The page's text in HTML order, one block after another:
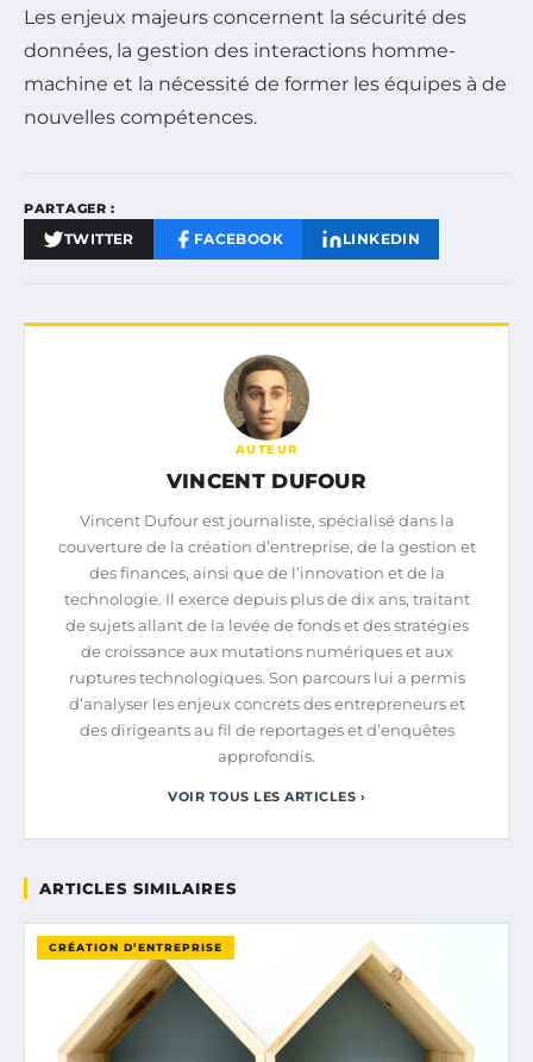
Les enjeux majeurs concernent la sécurité des
données, la gestion des interactions homme-
machine et la nécessité de former les équipes à de
nouvelles compétences.
PARTAGER :
TWITTER FACEBOOK LINKEDIN
AUTEUR
VINCENT DUFOUR
Vincent Dufour est journaliste, spécialisé dans la
couverture de la création d’entreprise, de la gestion et
des finances, ainsi que de l’innovation et de la
technologie. Il exerce depuis plus de dix ans, traitant
de sujets allant de la levée de fonds et des stratégies
de croissance aux mutations numériques et aux
ruptures technologiques. Son parcours lui a permis
d’analyser les enjeux concrets des entrepreneurs et
des dirigeants au fil de reportages et d’enquêtes
approfondis.
VOIR TOUS LES ARTICLES ›
ARTICLES SIMILAIRES
CRÉATION D’ENTREPRISE